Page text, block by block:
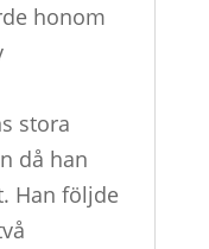
honom
stora
då han
Han följde